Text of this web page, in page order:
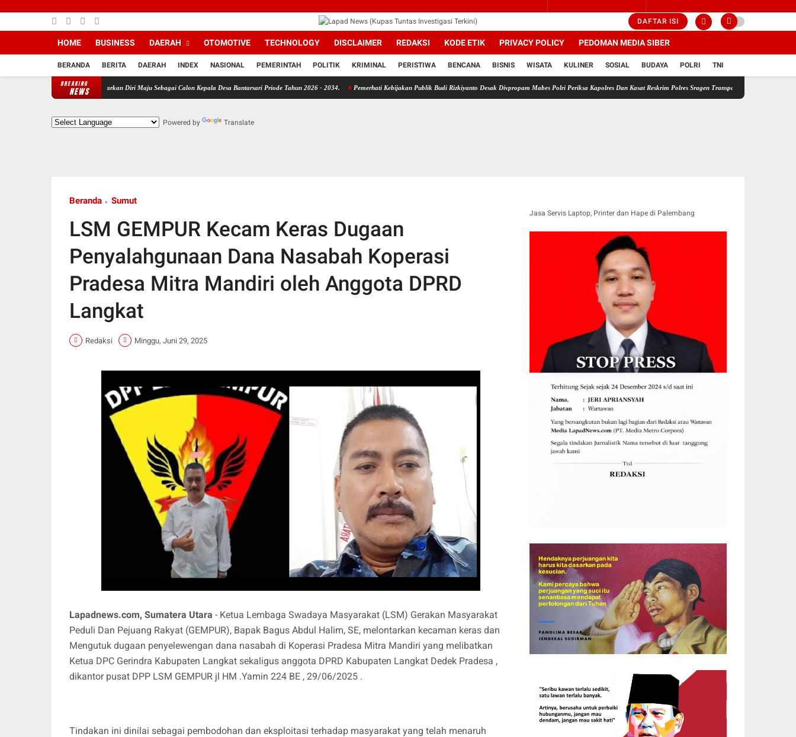
DAFTAR ISI
HOME BUSINESS DAERAH OTOMOTIVE TECHNOLOGY DISCLAIMER REDAKSI KODE ETIK PRIVACY POLICY PEDOMAN MEDIA SIBER
BERANDA BERITA DAERAH INDEX NASIONAL PEMERINTAH POLITIK KRIMINAL PERISTIWA BENCANA BISNIS WISATA KULINER SOSIAL BUDAYA POLRI TNI
BREAKING
NEWS
MJS Resmi Daftarkan Diri Maju Sebagai Calon Kepala Desa Bantarsari Priode Tahun 2026 - 2034. Pemerhati Kebijakan Publik Budi Rizkiyanto Desak Divpropam Mabes Polri Periksa Kapolres Dan Kasat Reskrim Polres Sragen Transparansi Adalah Kunci Menemukan
Powered by Translate
Beranda Sumut
LSM GEMPUR Kecam Keras Dugaan
Penyalahgunaan Dana Nasabah Koperasi
Pradesa Mitra Mandiri oleh Anggota DPRD
Langkat
Redaksi Minggu, Juni 29, 2025
Lapadnews.com, Sumatera Utara - Ketua Lembaga Swadaya Masyarakat (LSM) Gerakan Masyarakat
Peduli Dan Pejuang Rakyat (GEMPUR), Bapak Bagus Abdul Halim, SE, melontarkan kecaman keras dan
Mengutuk dugaan penyelewengan dana nasabah di Koperasi Pradesa Mitra Mandiri yang melibatkan
Ketua DPC Gerindra Kabupaten Langkat sekaligus anggota DPRD Kabupaten Langkat Dedek Pradesa ,
dikantor pusat DPP LSM GEMPUR jl HM .Yamin 224 BE , 29/06/2025 .
Tindakan ini dinilai sebagai pembodohan dan eksploitasi terhadap masyarakat yang telah menaruh
Jasa Servis Laptop, Printer dan Hape di Palembang